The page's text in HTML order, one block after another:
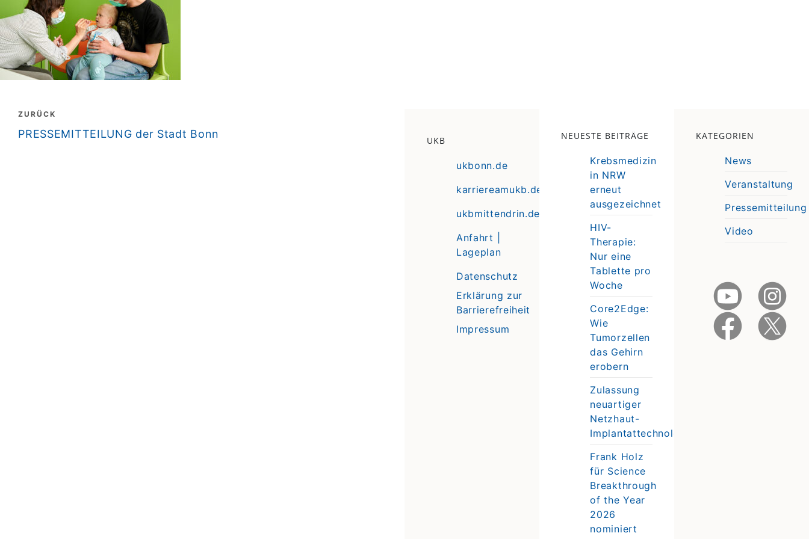
Beitragsnavigation
ZURÜCK
zurück
PRESSEMITTEILUNG der Stadt Bonn
UKB
ukbonn.de
karriereamukb.de
ukbmittendrin.de
Anfahrt |
Lageplan
Datenschutz
Erklärung zur
Barrierefreiheit
Impressum
NEUESTE BEITRÄGE
Krebsmedizin
in NRW
erneut
ausgezeichnet
HIV-
Therapie:
Nur eine
Tablette pro
Woche
Core2Edge:
Wie
Tumorzellen
das Gehirn
erobern
Zulassung
neuartiger
Netzhaut-
Implantattechnologie
Frank Holz
für Science
Breakthrough
of the Year
2026
nominiert
KATEGORIEN
News
Veranstaltung
Pressemitteilung
Video